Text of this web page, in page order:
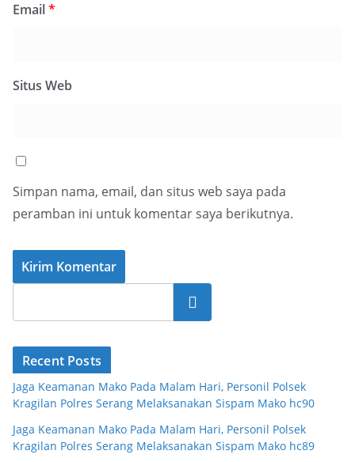
Email*
Situs Web
Simpan nama, email, dan situs web saya pada
peramban ini untuk komentar saya berikutnya.
Cari
Recent Posts
Jaga Keamanan Mako Pada Malam Hari, Personil Polsek
Kragilan Polres Serang Melaksanakan Sispam Mako hc90
Jaga Keamanan Mako Pada Malam Hari, Personil Polsek
Kragilan Polres Serang Melaksanakan Sispam Mako hc89